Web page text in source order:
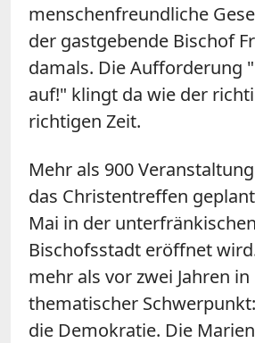
menschenfreundliche
der gastgebende Bischof
damals. Die Aufforderung
auf!" klingt da wie der
richtigen Zeit.
Mehr als 900
das Christentreffen
Mai in der unterfränkischen
Bischofsstadt eröffnet
mehr als vor zwei Jahren
thematischer
die Demokratie. Die